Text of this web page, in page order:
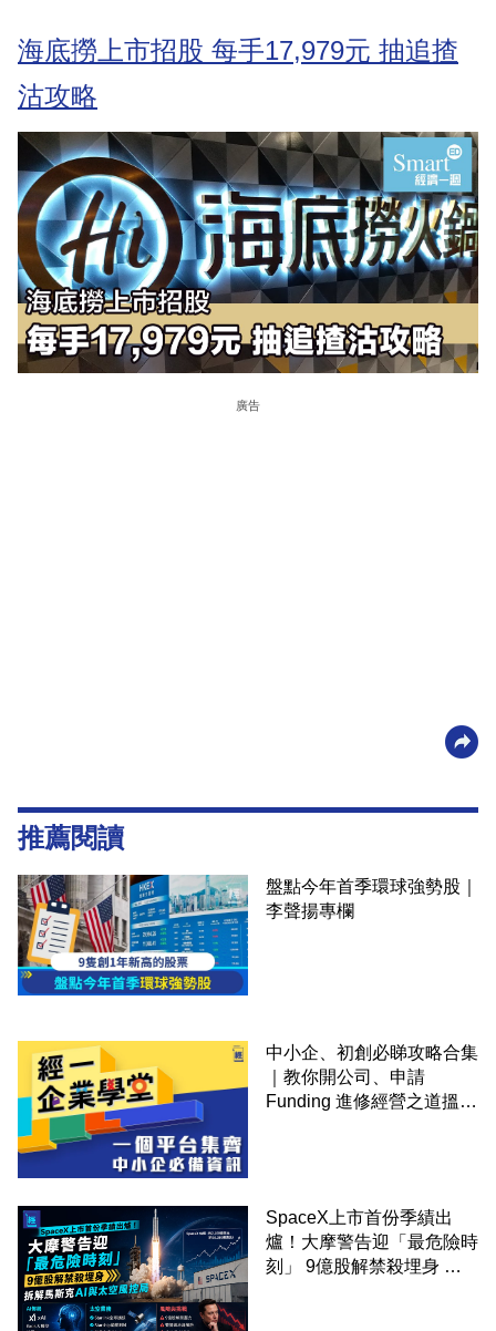
海底撈上市招股 每手17,979元 抽追揸
沽攻略
廣告
推薦閱讀
盤點今年首季環球強勢股｜
李聲揚專欄
中小企、初創必睇攻略合集
｜教你開公司、申請
Funding 進修經營之道搵大
SpaceX上市首份季績出
爐！大摩警告迎「最危險時
刻」 9億股解禁殺埋身 拆